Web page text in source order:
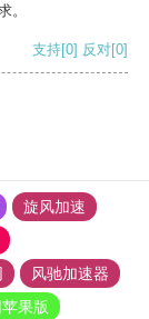
。
支持[0] 反对[0]
旋风加速
风驰加速器
果版